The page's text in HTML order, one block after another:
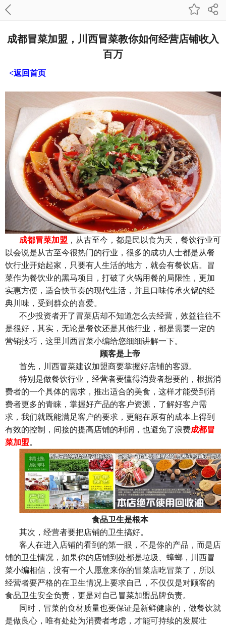
成都冒菜加盟，川西冒菜教你如何经营店铺收入
百万
<返回首页
成都冒菜加盟 ，从古至今，都是民以食为天，餐饮行业可
以会说是从古至今很热门的行业，很多的成功人士都是从餐
饮行业开始起家，只要有人生活的地方，就会有餐饮店。冒
菜作为餐饮业的黑马项目，打破了火锅用餐的局限性，更加
实惠方便，适合快节奏的现代生活，并且口味传承火锅的经
典川味，受到群众的喜爱。
不少投资者开了冒菜店却不知道怎么去经营，效益往往不
是很好，其实，无论是餐饮还是其他行业，都是需要一定的
营销技巧，这里川西冒菜小编给您细细讲解一下。
顾客是上帝
首先，川西冒菜建议加盟商要掌握好店铺的客源。
特别是做餐饮行业，经营者要懂得消费者想要的，根据消
费者的一个具体的需求，推出适合的美食，这样才能受到消
费者更多的青睐，掌握好产品的客户资源，了解好客户需
求，我们就既能满足客户的要求，更能在原有的成本上得到
有效的控制，间接的提高店铺的利润，也避免了浪费成都冒
菜加盟。
食品卫生是根本
其次，经营者要把店铺的卫生搞好。
客人在进入店铺的看到的第一眼，不是你的产品，而是店
铺的卫生情况，如果你的店铺到处都是垃圾、蟑螂，川西冒
菜小编相信，没有一个人愿意来你的冒菜店吃冒菜了，所以
经营者要严格的在卫生情况上要求自己，不仅仅是对顾客的
食品卫生安全负责，更是对自己冒菜加盟品牌负责。
同时，冒菜的食材质量也要保证是新鲜健康的，做餐饮就
是做良心，唯有处处为消费者考虑，才能可持续的发展壮